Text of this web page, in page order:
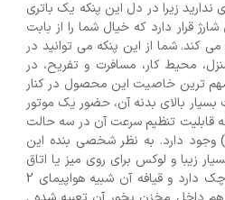
ندارید زیرا در دل این پنکه یک باتری
قابل شارژ قرار دارد که خیال شما را از بابت
راحت می کند. شما از این پنکه می توانید در
محیط کار، مسافرت و تفریح، در
ترین خاصیت این محصول در کنار
بالای بدنه آن، حضور یک موتور
قابلیت تنظیم سرعت آن در سه حالت
وجود دارد. به نظر شخصی بنده این
زیبا و لوکس برای روی میز یا اتاق
کودک هست 2 عدد موتور کوچک دارد و قیافه آن شبیه هواپیمای 2